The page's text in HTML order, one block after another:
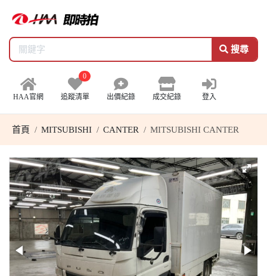
搜尋
HAA官網
0
追蹤清單 出價紀錄 成交紀錄 登入
首頁 MITSUBISHI CANTER MITSUBISHI CANTER